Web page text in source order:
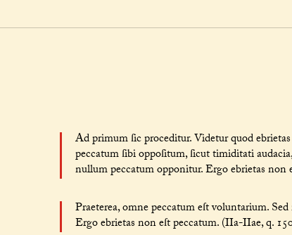
Ad primum ſic proceditur. Videtur quod
peccatum ſibi oppoſitum, ſicut timiditati
nullum peccatum opponitur. Ergo ebrietas non
Praeterea, omne peccatum eſt voluntarium.
Ergo ebrietas non eſt peccatum. (IIa-IIae, q.